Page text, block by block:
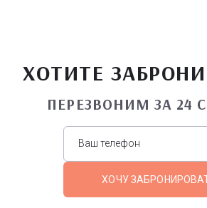
ХОТИТЕ
ПЕРЕЗВОНИМ ЗА 24
ХОЧУ